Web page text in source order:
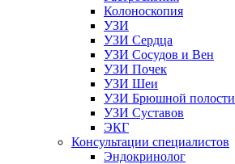
Колоноскопия
УЗИ
УЗИ Сердца
УЗИ Сосудов и Вен
УЗИ Почек
УЗИ Шеи
УЗИ Брюшной полости
УЗИ Суставов
ЭКГ
Консультации специалистов
Эндокринолог